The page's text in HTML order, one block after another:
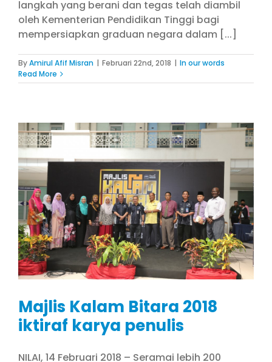
langkah yang berani dan tegas telah diambil
oleh Kementerian Pendidikan Tinggi bagi
mempersiapkan graduan negara dalam [...]
ByAmirul Afif Misran | Februari 22nd, 2018 | In our words
Read More
Majlis Kalam Bitara 2018
iktiraf karya penulis
NILAI, 14 Februari 2018 – Seramai lebih 200